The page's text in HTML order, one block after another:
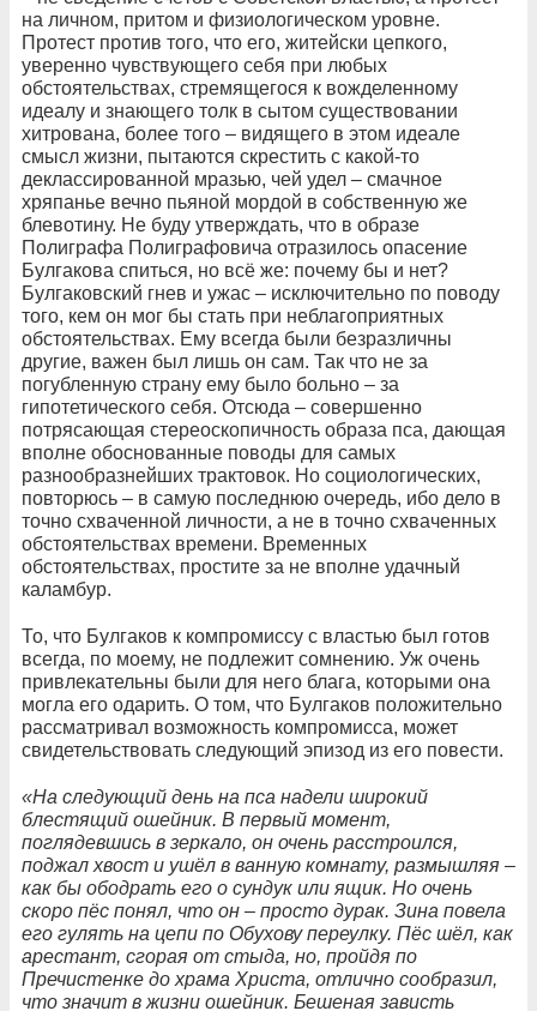
на личном, притом и физиологическом уровне.
Протест против того, что его, житейски цепкого,
уверенно чувствующего себя при любых
обстоятельствах, стремящегося к вожделенному
идеалу и знающего толк в сытом существовании
хитрована, более того – видящего в этом идеале
смысл жизни, пытаются скрестить с какой-то
деклассированной мразью, чей удел – смачное
хряпанье вечно пьяной мордой в собственную же
блевотину. Не буду утверждать, что в образе
Полиграфа Полиграфовича отразилось опасение
Булгакова спиться, но всё же: почему бы и нет?
Булгаковский гнев и ужас – исключительно по поводу
того, кем он мог бы стать при неблагоприятных
обстоятельствах. Ему всегда были безразличны
другие, важен был лишь он сам. Так что не за
погубленную страну ему было больно – за
гипотетического себя. Отсюда – совершенно
потрясающая стереоскопичность образа пса, дающая
вполне обоснованные поводы для самых
разнообразнейших трактовок. Но социологических,
повторюсь – в самую последнюю очередь, ибо дело в
точно схваченной личности, а не в точно схваченных
обстоятельствах времени. Временных
обстоятельствах, простите за не вполне удачный
каламбур.
То, что Булгаков к компромиссу с властью был готов
всегда, по моему, не подлежит сомнению. Уж очень
привлекательны были для него блага, которыми она
могла его одарить. О том, что Булгаков положительно
рассматривал возможность компромисса, может
свидетельствовать следующий эпизод из его повести.
«На следующий день на пса надели широкий
блестящий ошейник. В первый момент,
поглядевшись в зеркало, он очень расстроился,
поджал хвост и ушёл в ванную комнату, размышляя –
как бы ободрать его о сундук или ящик. Но очень
скоро пёс понял, что он – просто дурак. Зина повела
его гулять на цепи по Обухову переулку. Пёс шёл, как
арестант, сгорая от стыда, но, пройдя по
Пречистенке до храма Христа, отлично сообразил,
что значит в жизни ошейник. Бешеная зависть